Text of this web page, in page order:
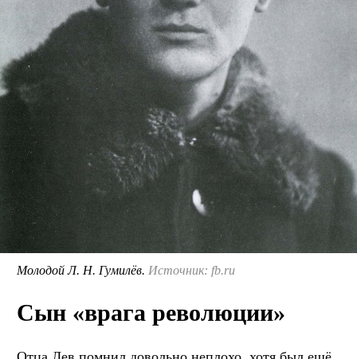
Молодой Л. Н. Гумилёв. Источник: fb.ru
Сын «врага революции»